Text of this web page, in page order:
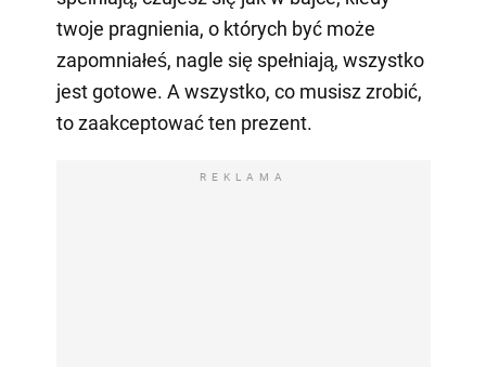
twoje pragnienia, o których być może
zapomniałeś, nagle się spełniają, wszystko
jest gotowe. A wszystko, co musisz zrobić,
to zaakceptować ten prezent.
REKLAMA